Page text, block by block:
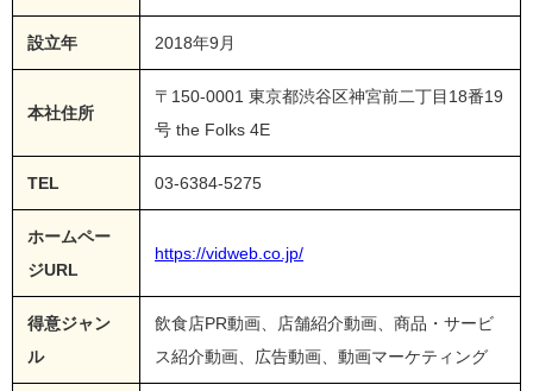
設立年 2018年9月
本社住所
〒150-0001 東京都渋谷区神宮前二丁目18番19
号 the Folks 4E
TEL 03-6384-5275
ホームペー
ジURL
https://vidweb.co.jp/
得意ジャン
ル
飲食店PR動画、店舗紹介動画、商品・サービ
ス紹介動画、広告動画、動画マーケティング